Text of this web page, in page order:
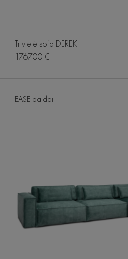
Trivietė sofa DEREK
1767.00 €
EASE baldai